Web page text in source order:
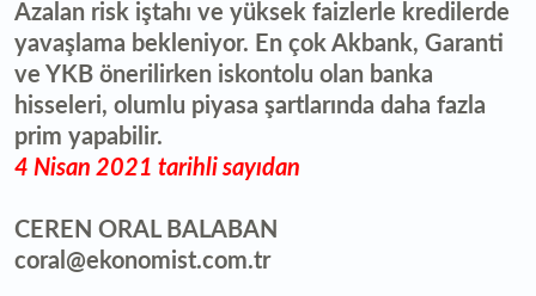
Azalan risk iştahı ve yüksek faizlerle kredilerde
yavaşlama bekleniyor. En çok Akbank, Garanti
ve YKB önerilirken iskontolu olan banka
hisseleri, olumlu piyasa şartlarında daha fazla
prim yapabilir.
4 Nisan 2021 tarihli sayıdan
CEREN ORAL BALABAN
coral@ekonomist.com.tr